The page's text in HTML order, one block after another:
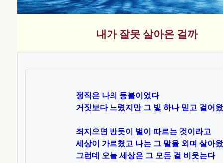
내가 잘못 살아온 걸까
정직은 나의 등불이었다
거짓보다 느렸지만 그 빛 하나 믿고 걸어
죄지으면 반듯이 벌이 따르는 것이라고
세상이 가르쳤고 나는 그 말을 외며 살아
그런데 오늘 세상은 그 모든 걸 비웃는다